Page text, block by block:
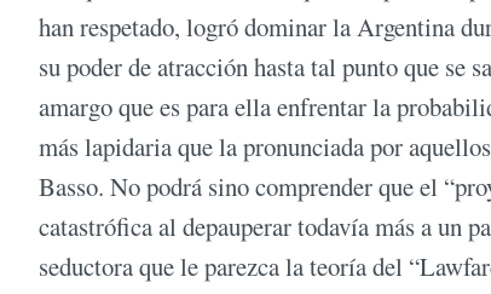
han respetado, logró dominar la Argentina
su poder de atracción hasta tal punto que se
amargo que es para ella enfrentar la
más lapidaria que la pronunciada por
Basso. No podrá sino comprender que el
catastrófica al depauperar todavía más a un
seductora que le parezca la teoría del